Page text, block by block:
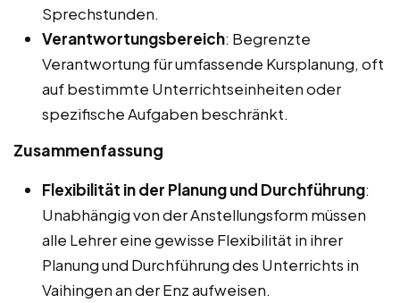
Sprechstunden.
Verantwortungsbereich: Begrenzte
Verantwortung für umfassende Kursplanung, oft
auf bestimmte Unterrichtseinheiten oder
spezifische Aufgaben beschränkt.
Zusammenfassung
Flexibilität in der Planung und Durchführung:
Unabhängig von der Anstellungsform müssen
alle Lehrer eine gewisse Flexibilität in ihrer
Planung und Durchführung des Unterrichts in
Vaihingen an der Enz aufweisen.